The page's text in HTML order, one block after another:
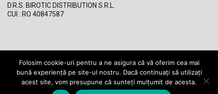
D.R.S. BIROTIC DISTRIBUTION S.R.L.
CUI : RO 40847587
© 2024 feldefel.com toate drepturile rezervate. Magazin online cu
produse de uz casnic, electrocasnice, rechizite și jucării la preturi
mici.
Folosim cookie-uri pentru a ne asigura că vă oferim cea mai
bună experiență pe site-ul nostru. Dacă continuați să utilizați
acest site, vom presupune că sunteți mulțumit de acesta.